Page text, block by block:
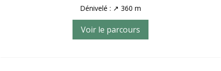
Dénivelé : ↗ 360 m
Voir le parcours